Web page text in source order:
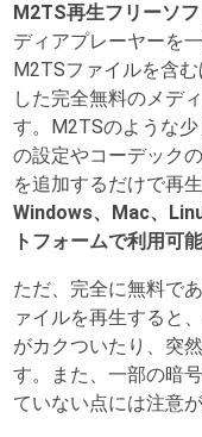
M2TS再生フリーソフ
ディアプレーヤーを
M2TSファイルを含
した完全無料のメデ
す。M2TSのような
の設定やコーデック
を追加するだけで再
Windows、Mac、
トフォームで利用可
ただ、完全に無料で
ァイルを再生すると
がカクついたり、突
す。また、一部の暗
ていない点には注意が